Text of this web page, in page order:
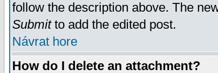
follow the description above. The
Submitto add the edited post.
Návrat hore
How do I delete an attachment?